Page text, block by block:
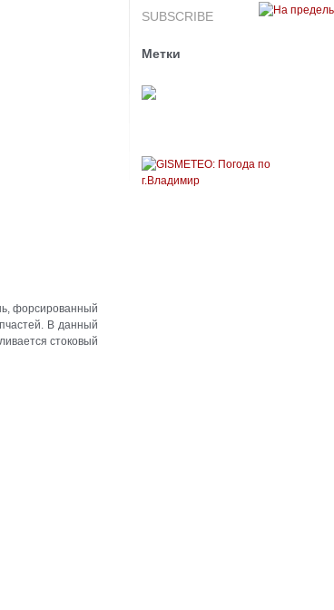
форсированный
В данный
стоковый
SUBSCRIBE
Метки